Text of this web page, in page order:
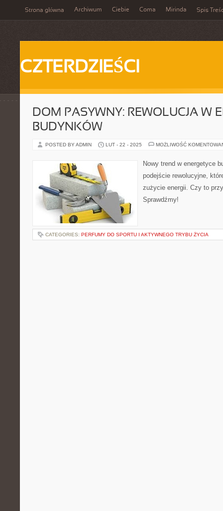
Strona główna Archiwum Ciebie Coma Mirinda Spis
CZTERDZIEŚCI
DOM PASYWNY: REWOLUCJA W
BUDYNKÓW
POSTED BY ADMIN LUT - 22 - 2025 MOŻLIWOŚĆ
Nowy trend w energetyce
podejście rewolucyjne,
zużycie energii. Czy to
Sprawdźmy!
CATEGORIES: PERFUMY DO SPORTU I AKTYWNEGO TRYBU ŻYCIA